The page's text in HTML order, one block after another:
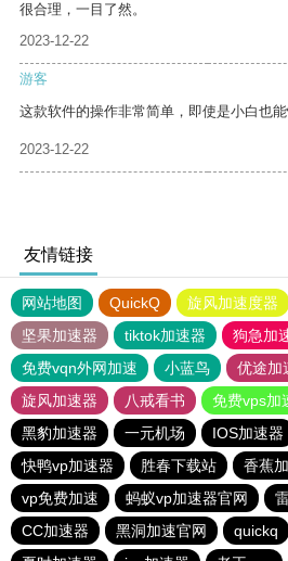
很合理，一目了然。
2023-12-22
游客
这款软件的操作非常简单，即使是小白也能
2023-12-22
友情链接
网站地图 QuickQ 旋风加速度器
坚果加速器
tiktok加速器
狗急加
免费vqn外网加速
小蓝鸟 优途加
旋风加速器
八戒看书
免费vps加
黑豹加速器
一元机场 IOS加速器
快鸭vp加速器
胜春下载站 香蕉
vp免费加速
蚂蚁vp加速器官网
CC加速器
黑洞加速官网 quickq